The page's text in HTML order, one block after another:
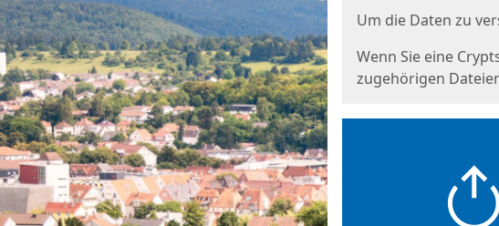
Um die Daten zu
Wenn Sie eine
zugehörigen